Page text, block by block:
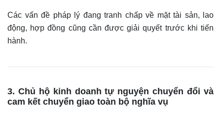
Các vấn đề pháp lý đang tranh chấp về mặt tài sản, lao
động, hợp đồng cũng cần được giải quyết trước khi tiến
hành.
3. Chủ hộ kinh doanh tự nguyện chuyển đổi và
cam kết chuyển giao toàn bộ nghĩa vụ